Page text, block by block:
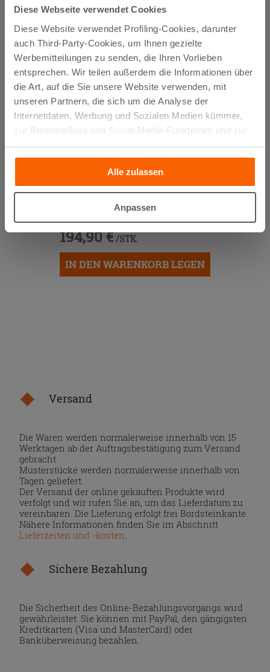
Diese Webseite verwendet Cookies
Diese Website verwendet Profiling-Cookies, darunter
auch Third-Party-Cookies, um Ihnen gezielte
Werbemitteilungen zu senden, die Ihren Vorlieben
entsprechen. Wir teilen außerdem die Informationen über
die Art, auf die Sie unsere Website verwenden, mit
unseren Partnern, die sich um die Analyse der
Internetdaten, Werbung und Sozialen Medien kümmer,
zur Bereitstellung von Social-Media-Funktionen und zur
Analyse unseres Datenverkehrs. Diese könnten sie mit
anderen Informationen, die Sie ihnen geliefert haben oder
die sie aufgrund Ihrer Verwendung ihrer Dienste
gesammelt haben, kombinieren. Falls Sie mehr wissen
möchten oder Ihre Zustimmung zu allen oder einigen
Zustimmung kann durch Klicken auf die Schaltfläche
„Cookies akzeptieren“ gegeben werden. Wenn Sie auf
die Schaltfläche "X" klicken, können Sie das Surfen erst
nach der Installation der technischen Cookies fortsetzen.
Alle zulassen
Anpassen
GEKAUFT HABEN, KAUFTEN
AUCH...
Waschbecken Unitop HIDE Ti.46
61x46,5 cm Becken in der Mitte Weiß
194,90 € /STK.
IN DEN WARENKORB LEGEN
Versand
Die Waren werden normalerweise innerhalb von 15
Werktagen ab der Auftragsbestätigung zum Versand
gebracht.
Musterstücke werden normalerweise innerhalb von
Tagen geliefert.
Der Versand der online gekauften Produkte wird
verfolgt und wir rufen Sie an, um das Lieferdatum zu
vereinbaren. Die Lieferung erfolgt frei Bordsteinkante.
Nähere Informationen finden Sie im Abschnitt
Lieferzeiten und -kosten
Sichere Bezahlung
Die Sicherheit des Online-Bezahlungsvorgangs wird
gewährleistet. Sie können mit PayPal, den gängigsten
Kreditkarten (Visa und MasterCard) oder
Banküberweisung bezahlen.